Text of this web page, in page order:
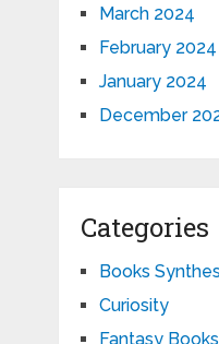
March 2024
February 2024
January 2024
December
Categories
Books
Curiosity
Fantasy Books